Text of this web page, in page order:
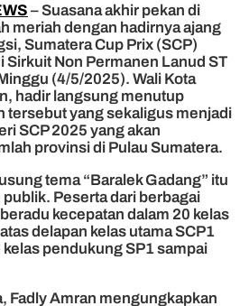
– Suasana akhir pekan di
meriah dengan hadirnya ajang
Sumatera Cup Prix (SCP)
Sirkuit Non Permanen Lanud ST
(4/5/2025). Wali Kota
hadir langsung menutup
tersebut yang sekaligus menjadi
SCP 2025 yang akan
provinsi di Pulau Sumatera.
tema “Baralek Gadang” itu
Peserta dari berbagai
kecepatan dalam 20 kelas
delapan kelas utama SCP1
kelas pendukung SP1 sampai
Fadly Amran mengungkapkan